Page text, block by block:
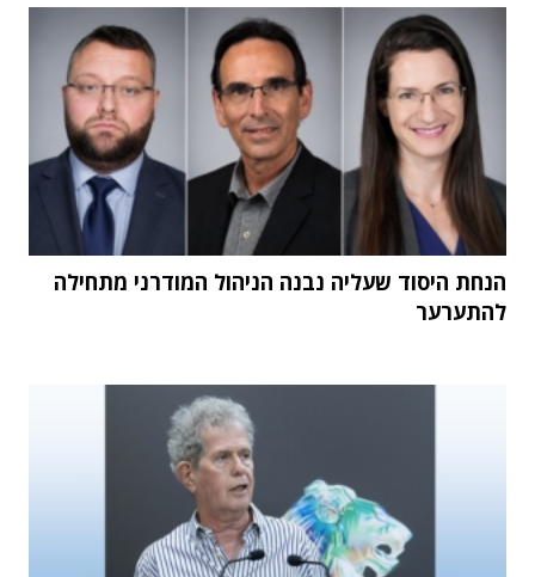
הנחת היסוד שעליה נבנה הניהול המודרני מתחילה
להתערער